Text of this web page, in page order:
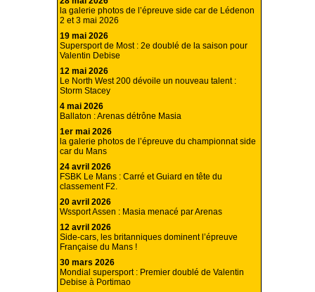
la galerie photos de l’épreuve side car de Lédenon
2 et 3 mai 2026
19 mai 2026
Supersport de Most : 2e doublé de la saison pour
Valentin Debise
12 mai 2026
Le North West 200 dévoile un nouveau talent :
Storm Stacey
4 mai 2026
Ballaton : Arenas détrône Masia
1er mai 2026
la galerie photos de l’épreuve du championnat side
car du Mans
24 avril 2026
FSBK Le Mans : Carré et Guiard en tête du
classement F2.
20 avril 2026
Wssport Assen : Masia menacé par Arenas
12 avril 2026
Side-cars, les britanniques dominent l’épreuve
Française du Mans !
30 mars 2026
Mondial supersport : Premier doublé de Valentin
Debise à Portimao